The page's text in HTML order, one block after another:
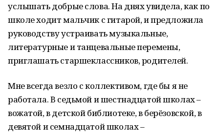
услышать добрые слова. На днях увидела, как по
школе ходит мальчик с гитарой, и предложила
руководству устраивать музыкальные,
литературные и танцевальные перемены,
приглашать старшеклассников, родителей.
Мне всегда везло с коллективом, где бы я не
работала. В седьмой и шестнадцатой школах –
вожатой, в детской библиотеке, в берёзовской, в
девятой и семнадцатой школах –